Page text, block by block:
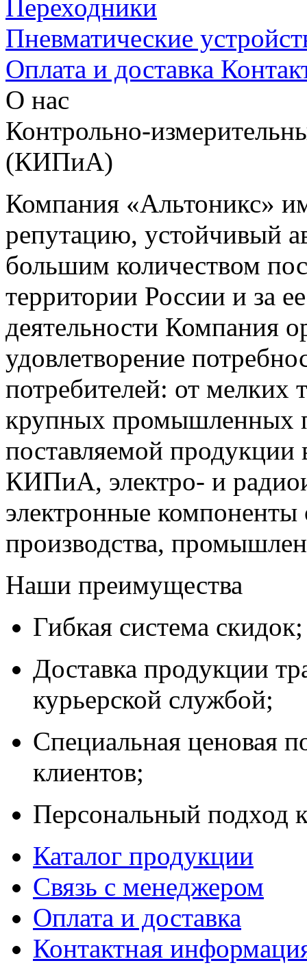
Переходники
Пневматические
Оплата и доставка
О нас
Контрольно-
(КИПиА)
Компания «Альтоникс»
репутацию, устойчивый
большим количеством
территории России и за
деятельности Компания
удовлетворение
потребителей: от мелких
крупных промышленных
поставляемой продукции
КИПиА, электро- и
электронные компоненты
производства,
Наши преимущества
Гибкая система скидок;
Доставка продукции
курьерской службой;
Специальная ценовая
клиентов;
Персональный подход
Каталог продукции
Связь с менеджером
Оплата и доставка
Контактная